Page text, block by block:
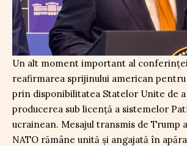
Un alt moment important al
reafirmarea sprijinului american
prin disponibilitatea Statelor Unite de
producerea sub licență a sistemelor
ucrainean. Mesajul transmis de Trump
NATO rămâne unită și angajată în